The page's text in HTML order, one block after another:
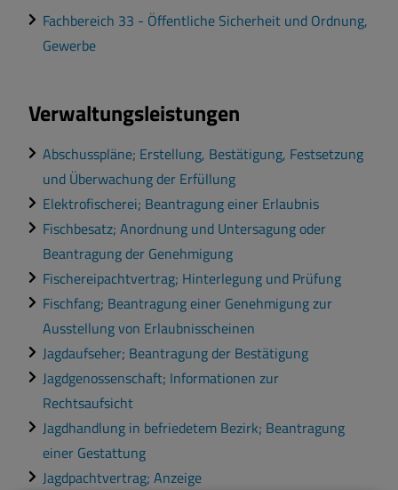
Fachbereich 33 - Öffentliche Sicherheit und Ordnung,
Gewerbe
Verwaltungsleistungen
Abschusspläne; Erstellung, Bestätigung, Festsetzung
und Überwachung der Erfüllung
Elektrofischerei; Beantragung einer Erlaubnis
Fischbesatz; Anordnung und Untersagung oder
Beantragung der Genehmigung
Fischereipachtvertrag; Hinterlegung und Prüfung
Fischfang; Beantragung einer Genehmigung zur
Ausstellung von Erlaubnisscheinen
Jagdaufseher; Beantragung der Bestätigung
Jagdgenossenschaft; Informationen zur
Rechtsaufsicht
Jagdhandlung in befriedetem Bezirk; Beantragung
einer Gestattung
Jagdpachtvertrag; Anzeige